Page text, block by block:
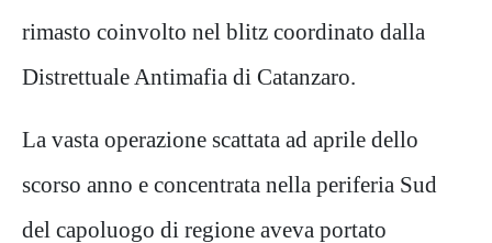
rimasto coinvolto nel blitz coordinato dalla
Distrettuale Antimafia di Catanzaro.
La vasta operazione scattata ad aprile dello
scorso anno e concentrata nella periferia Sud
del capoluogo di regione aveva portato